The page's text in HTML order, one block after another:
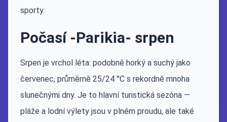
sporty.
Počasí -Parikia- srpen
Srpen je vrchol léta: podobně horký a suchý jako
červenec, průměrně 25/24 °C s rekordně mnoha
slunečnými dny. Je to hlavní turistická sezóna —
pláže a lodní výlety jsou v plném proudu, ale také